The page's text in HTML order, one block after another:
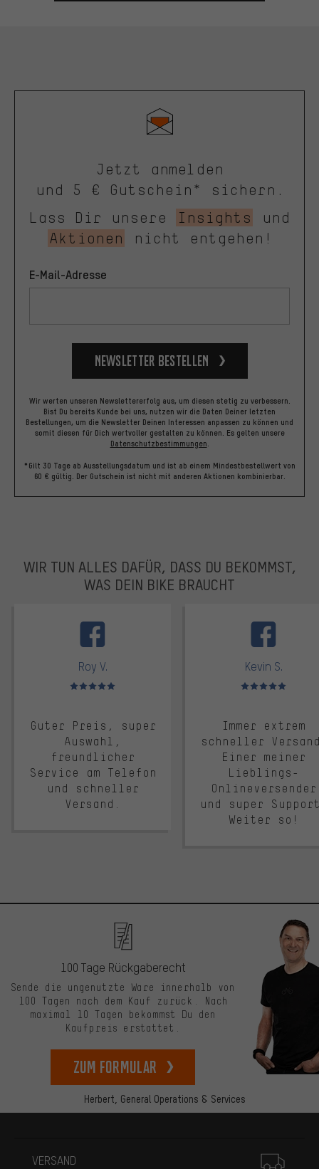
Jetzt anmelden
und 5 € Gutschein* sichern.
Lass Dir unsere
Insights
und
Aktionen
nicht entgehen!
E-Mail-Adresse
Newsletter bestellen
Wir werten unseren Newslettererfolg aus, um diesen stetig zu verbessern.
Bist Du bereits Kunde bei uns, nutzen wir die Daten Deiner letzten
Bestellungen, um die Newsletter Deinen Interessen anpassen zu können und
somit diesen für Dich wertvoller gestalten zu können. Es gelten unsere
Datenschutzbestimmungen.
*Gilt 30 Tage ab Ausstellungsdatum und ist ab einem Mindestbestellwert von
60 € gültig. Der Gutschein ist nicht mit anderen Aktionen kombinierbar.
WIR TUN ALLES DAFÜR, DASS DU BEKOMMST,
WAS DEIN BIKE BRAUCHT
Roy V.
Bewertungen: 5 von 5
Guter Preis, super
Auswahl,
freundlicher
Service am Telefon
und schneller
Versand.
Kevin S.
Bewertungen: 5 von 5
Immer extrem
schneller
Einer meiner
Lieblings-
Onlineversender
und super
Weiter so!
Herbert, General Operations & Services
100 Tage Rückgaberecht
Sende die ungenutzte Ware innerhalb von
100 Tagen nach dem Kauf zurück. Nach
maximal 10 Tagen bekommst Du den
Kaufpreis erstattet.
zum Formular
VERSAND